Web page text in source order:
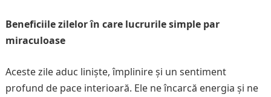
Beneficiile zilelor în care lucrurile simple par
miraculoase
Aceste zile aduc liniște, împlinire și un sentiment
profund de pace interioară. Ele ne încarcă energia și ne